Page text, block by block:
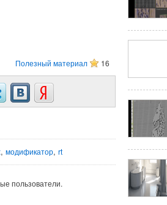
Полезный материал 16
, модификатор, rt
пользователи.